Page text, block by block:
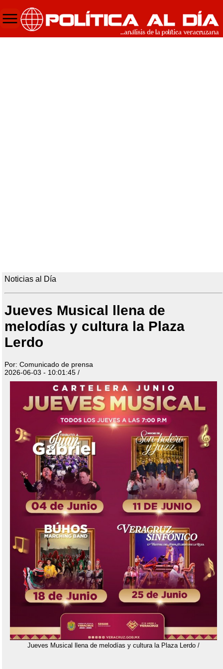
Noticias al Día
Jueves Musical llena de
melodías y cultura la Plaza
Lerdo
Por: Comunicado de prensa
2026-06-03 - 10:01:45 /
Jueves Musical llena de melodías y cultura la Plaza Lerdo /